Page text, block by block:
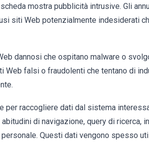
mostra pubblicità intrusive. Gli
siti Web potenzialmente indesiderati
dannosi che ospitano malware o
Web falsi o fraudolenti che tentano di
per raccogliere dati dal sistema
di navigazione, query di ricerca,
Questi dati vengono spesso